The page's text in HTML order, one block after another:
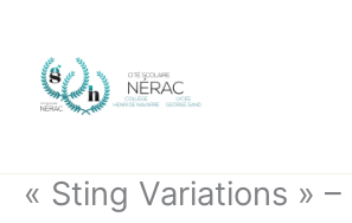
contenu
« Sting Variations »